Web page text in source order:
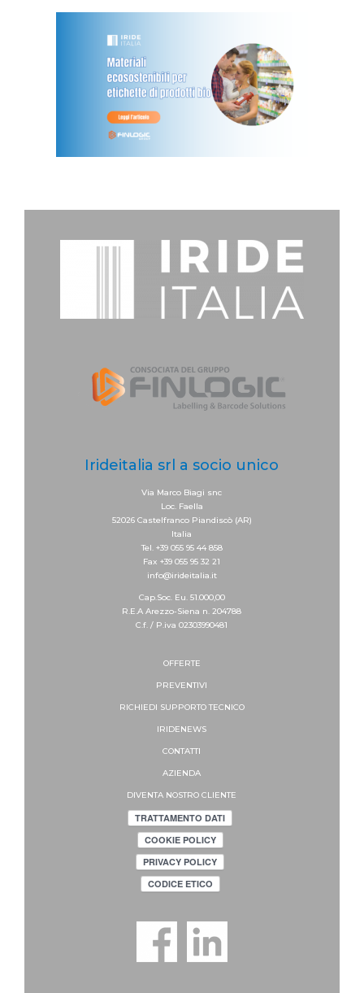
Irideitalia srl a socio unico
Via Marco Biagi snc
Loc. Faella
52026 Castelfranco Piandiscò (AR)
Italia
Tel. +39 055 95 44 858
Fax +39 055 95 32 21
info@irideitalia.it
Cap.Soc. Eu. 51.000,00
R.E.A Arezzo-Siena n. 204788
C.f. / P.iva 02303990481
OFFERTE
PREVENTIVI
RICHIEDI SUPPORTOTECNICO
IRIDENEWS
CONTATTI
AZIENDA
DIVENTA NOSTRO CLIENTE